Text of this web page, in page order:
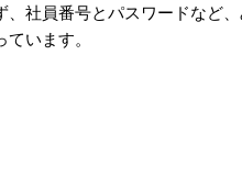
社員番号とパスワードなど
います。